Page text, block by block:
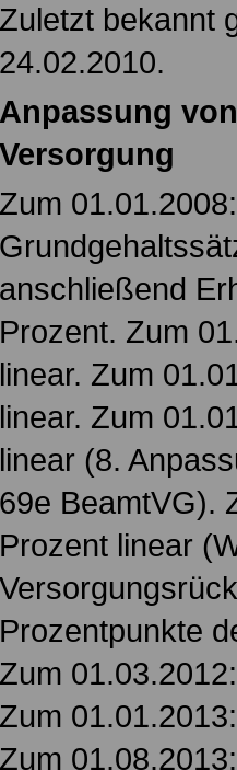
Zuletzt bekannt
24.02.2010.
Anpassung
Versorgung
Zum
anschließend
Prozent. Zum
linear. Zum
linear. Zum
linear (8.
69e BeamtVG).
Prozent linear
Prozentpunkte
Zum
Zum
Zum